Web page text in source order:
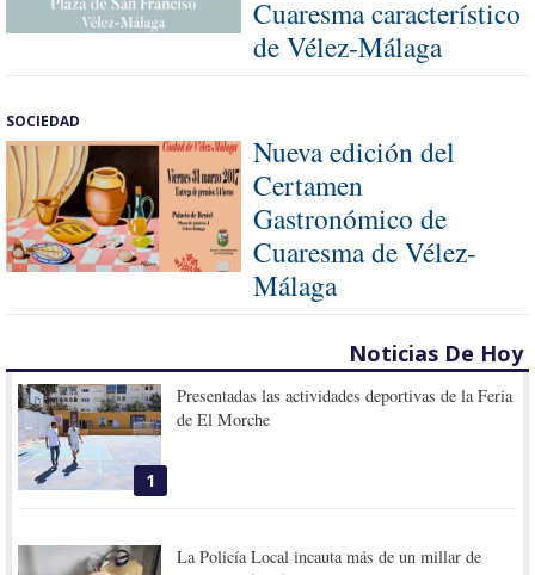
Cuaresma característico
de Vélez-Málaga
SOCIEDAD
Nueva edición del
Certamen
Gastronómico de
Cuaresma de Vélez-
Málaga
Noticias De Hoy
1
Presentadas las actividades deportivas de la Feria
de El Morche
La Policía Local incauta más de un millar de